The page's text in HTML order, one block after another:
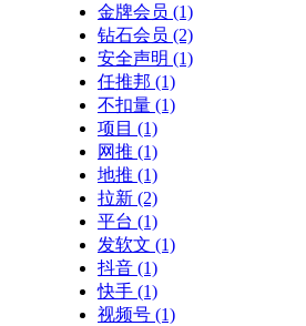
金牌会员 (1)
钻石会员 (2)
安全声明 (1)
任推邦 (1)
不扣量 (1)
项目 (1)
网推 (1)
地推 (1)
拉新 (2)
平台 (1)
发软文 (1)
抖音 (1)
快手 (1)
视频号 (1)